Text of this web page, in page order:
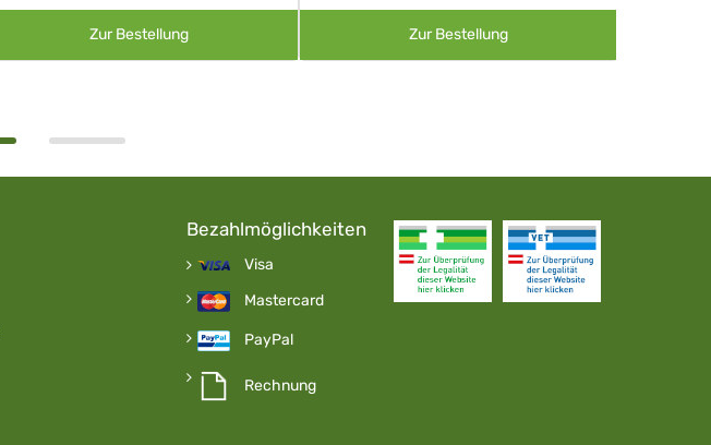
Zur Bestellung Zur Bestellung
Bezahlmöglichkeiten
Visa
Mastercard
PayPal
Rechnung